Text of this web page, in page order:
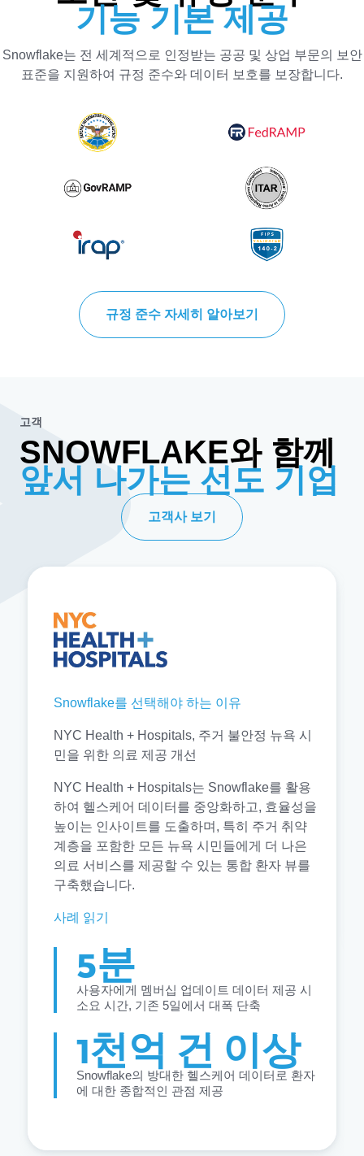
기능 기본 제공
Snowflake는 전 세계적으로 인정받는 공공 및 상업 부문의 보안
표준을 지원하여 규정 준수와 데이터 보호를 보장합니다.
규정 준수 자세히 알아보기
고객
SNOWFLAKE와 함께
앞서 나가는 선도 기업
고객사 보기
Snowflake를 선택해야 하는 이유
NYC Health + Hospitals, 주거 불안정 뉴욕 시
민을 위한 의료 제공 개선
NYC Health + Hospitals는 Snowflake를 활용
하여 헬스케어 데이터를 중앙화하고, 효율성을
높이는 인사이트를 도출하며, 특히 주거 취약
계층을 포함한 모든 뉴욕 시민들에게 더 나은
의료 서비스를 제공할 수 있는 통합 환자 뷰를
구축했습니다.
사례 읽기
5분
사용자에게 멤버십 업데이트 데이터 제공 시
소요 시간, 기존 5일에서 대폭 단축
1천억 건 이상
Snowflake의 방대한 헬스케어 데이터로 환자
에 대한 종합적인 관점 제공